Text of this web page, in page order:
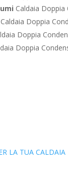
Caldaia Doppia
Caldaia Doppia
Doppia
Doppia
LA TUA CALDAIA